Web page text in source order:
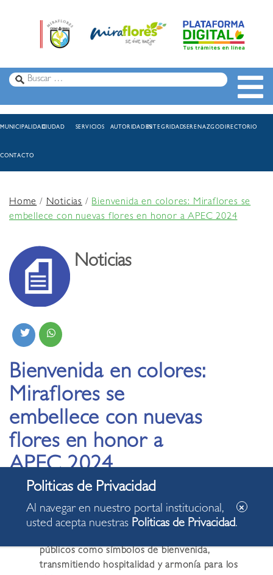
MUNICIPALIDADCIUDAD SERVICIOS AUTORIDADESINTEGRIDADSERENAZGODIRECTORIO
CONTACTO
Home/Noticias /Bienvenida en colores: Miraflores se
embellece con nuevas flores en honor a APEC 2024
Noticias
Bienvenida en colores:
Miraflores se
embellece con nuevas
flores en honor a
APEC 2024
12.11.2024
públicos como símbolos de bienvenida,
transmitiendo hospitalidad y armonía para los
Al navegar en nuestro portal institucional,
usted acepta nuestras Politicas de Privacidad.